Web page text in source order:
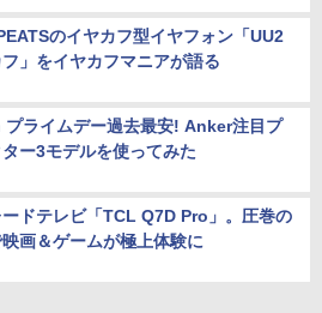
のイヤカフ型イヤフォン「UU2
」をイヤカフマニアが語る
ライムデー過去最安! Anker注目プ
ー3モデルを使ってみた
ドテレビ「TCL Q7D Pro」。圧巻の
画＆ゲームが極上体験に